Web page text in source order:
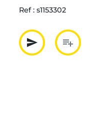
Ref : s1153302
send
Partager
playlist_add